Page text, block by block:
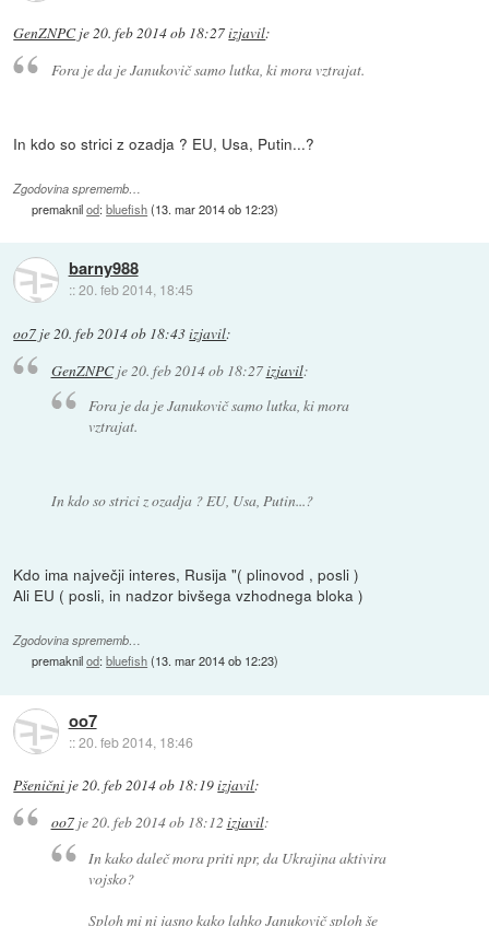
GenZNPCje20. feb 2014 ob 18:27izjavil:
Fora je da je Janukovič samo lutka, ki mora vztrajat.
In kdo so strici z ozadja ? EU, Usa, Putin...?
Zgodovina sprememb…
premaknilod:bluefish(13. mar 2014 ob 12:23)
barny988
::20. feb 2014, 18:45
oo7 je20. feb 2014 ob 18:43izjavil:
GenZNPCje 20. feb 2014 ob 18:27izjavil:
Fora je da je Janukovič samo lutka, ki mora
vztrajat.
In kdo so strici z ozadja ? EU, Usa, Putin...?
Kdo ima največji interes, Rusija "( plinovod , posli )
Ali EU ( posli, in nadzor bivšega vzhodnega bloka )
Zgodovina sprememb…
premaknilod:bluefish(13. mar 2014 ob 12:23)
oo7
::20. feb 2014, 18:46
Pšenični je20. feb 2014 ob 18:19izjavil:
oo7je20. feb 2014 ob 18:12 izjavil:
In kako daleč mora priti npr, da Ukrajina aktivira
vojsko?
Sploh mi ni jasno kako lahko Janukovič sploh še